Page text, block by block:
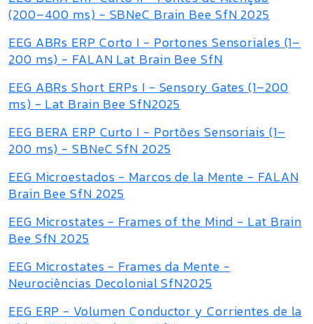
(200–400 ms) - SBNeC Brain Bee SfN 2025
EEG ABRs ERP Corto I - Portones Sensoriales (1–
200 ms) - FALAN Lat Brain Bee SfN
EEG ABRs Short ERPs I - Sensory Gates (1–200
ms) - Lat Brain Bee SfN2025
EEG BERA ERP Curto I - Portões Sensoriais (1–
200 ms) - SBNeC SfN 2025
EEG Microestados - Marcos de la Mente - FALAN
Brain Bee SfN 2025
EEG Microstates - Frames of the Mind - Lat Brain
Bee SfN 2025
EEG Microstates - Frames da Mente -
Neurociências Decolonial SfN2025
EEG ERP - Volumen Conductor y Corrientes de la